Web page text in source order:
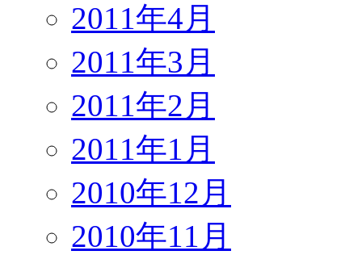
2011年4月
2011年3月
2011年2月
2011年1月
2010年12月
2010年11月